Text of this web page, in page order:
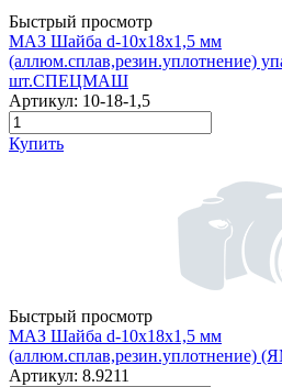
Быстрый просмотр
МАЗ Шайба d-10х18х1,5 мм
(аллюм.сплав,резин.уплотнение)
шт.СПЕЦМАШ
Артикул: 10-18-1,5
Купить
Быстрый просмотр
МАЗ Шайба d-10х18х1,5 мм
(аллюм.сплав,резин.уплотнение)
Артикул: 8.9211